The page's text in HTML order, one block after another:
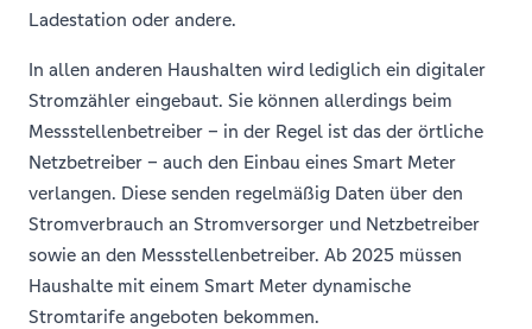
Ladestation oder andere.
In allen anderen Haushalten wird lediglich ein digitaler
Stromzähler eingebaut. Sie können allerdings beim
Messstellenbetreiber – in der Regel ist das der örtliche
Netzbetreiber – auch den Einbau eines Smart Meter
verlangen. Diese senden regelmäßig Daten über den
Stromverbrauch an Stromversorger und Netzbetreiber
sowie an den Messstellenbetreiber. Ab 2025 müssen
Haushalte mit einem Smart Meter dynamische
Stromtarife angeboten bekommen.